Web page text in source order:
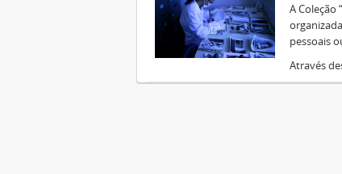
A Coleção
pessoais
Através